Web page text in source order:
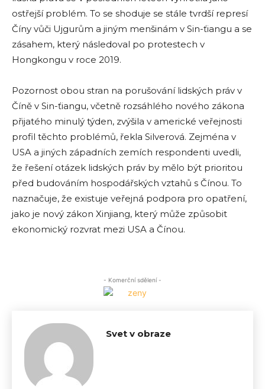
ostřejší problém. To se shoduje se stále tvrdší represí
Číny vůči Ujgurům a jiným menšinám v Sin-ťiangu a se
zásahem, který následoval po protestech v
Hongkongu v roce 2019.
Pozornost obou stran na porušování lidských práv v
Číně v Sin-ťiangu, včetně rozsáhlého nového zákona
přijatého minulý týden, zvýšila v americké veřejnosti
profil těchto problémů, řekla Silverová. Zejména v
USA a jiných západních zemích respondenti uvedli,
že řešení otázek lidských práv by mělo být prioritou
před budováním hospodářských vztahů s Čínou. To
naznačuje, že existuje veřejná podpora pro opatření,
jako je nový zákon Xinjiang, který může způsobit
ekonomický rozvrat mezi USA a Čínou.
- Komerční sdělení -
Svet v obraze